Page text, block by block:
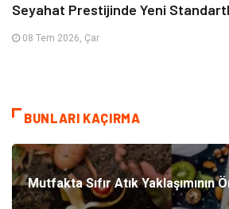
Seyahat Prestijinde Yeni
08 Tem 2026, Çar
BUNLARI KAÇIRMA
Mutfakta Sıfır Atık Yaklaşımının